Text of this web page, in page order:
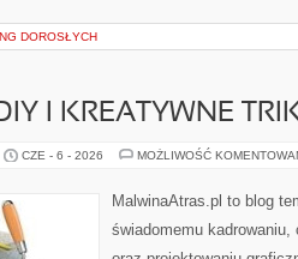
DOROSŁYCH
I KREATYWNE
CZE - 6 - 2026 MOŻLIWOŚĆ
MalwinaAtras.pl to blog
świadomemu kadrowaniu,